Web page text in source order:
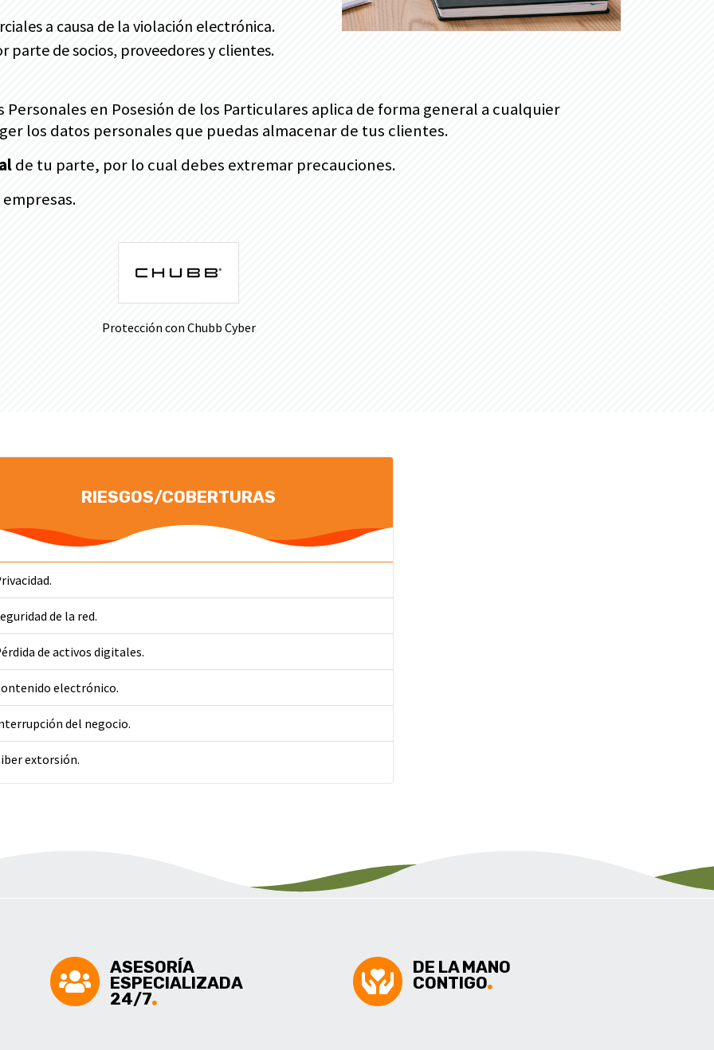
a causa de la violación electrónica.
parte de socios, proveedores y clientes.
Personales en Posesión de los Particulares aplica de forma general a cualquier
los datos personales que puedas almacenar de tus clientes.
de tu parte, por lo cual debes extremar precauciones.
Protección con Chubb Cyber
RIESGOS/COBERTURAS
de la red.
de activos digitales.
electrónico.
del negocio.
extorsión.
ASESORÍA
ESPECIALIZADA
24/7
DE LA MANO
CONTIGO